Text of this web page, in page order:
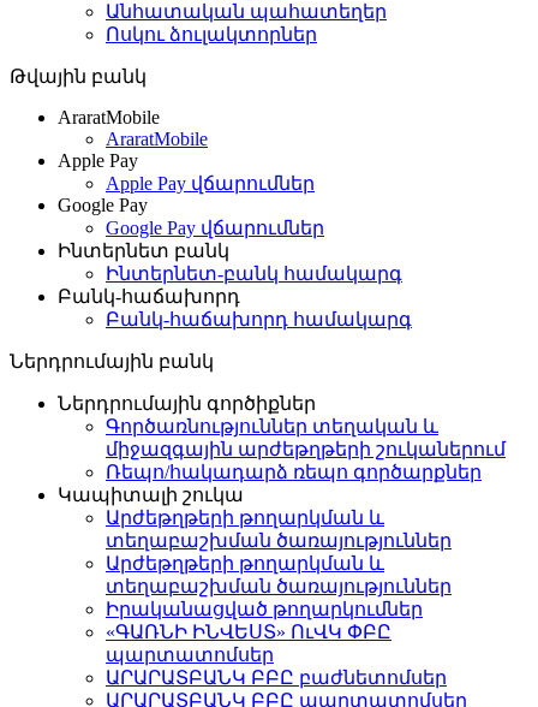
Անհատական պահատեղեր
Ոսկու ձուլակտորներ
Թվային բանկ
AraratMobile
AraratMobile
Apple Pay
Apple Pay վճարումներ
Google Pay
Google Pay վճարումներ
Ինտերնետ բանկ
Ինտերնետ-բանկ համակարգ
Բանկ-հաճախորդ
Բանկ-հաճախորդ համակարգ
Ներդրումային բանկ
Ներդրումային գործիքներ
Գործառնություններ տեղական և
միջազգային արժեթղթերի շուկաներում
Ռեպո/հակադարձ ռեպո գործարքներ
Կապիտալի շուկա
Արժեթղթերի թողարկման և
տեղաբաշխման ծառայություններ
Արժեթղթերի թողարկման և
տեղաբաշխման ծառայություններ
Իրականացված թողարկումներ
«ԳԱՌՆԻ ԻՆՎԵՍՏ» ՈւՎԿ ՓԲԸ
պարտատոմսեր
ԱՐԱՐԱՏԲԱՆԿ ԲԲԸ բաժնետոմսեր
ԱՐԱՐԱՏԲԱՆԿ ԲԲԸ պարտատոմսեր